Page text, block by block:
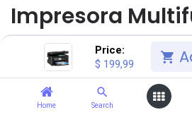
Price:
$ 199,99
Home Search
Impresora
Epson WF-2960
a original
(0 reseña)